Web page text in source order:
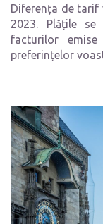
Diferența de tarif
2023. Plățile
facturilor
preferințelor